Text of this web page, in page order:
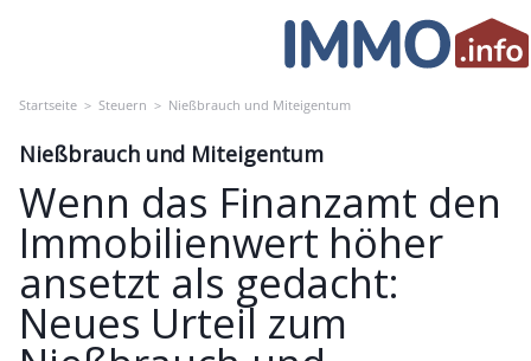
Startseite > Steuern > Nießbrauch und Miteigentum
Nießbrauch und Miteigentum
Wenn das Finanzamt den
Immobilienwert höher
ansetzt als gedacht:
Neues Urteil zum